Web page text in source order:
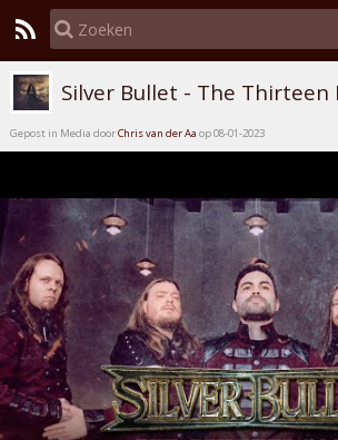
Silver Bullet - The Thirteen
Gepost in Media doorChris van der Aa op 08-01-2023